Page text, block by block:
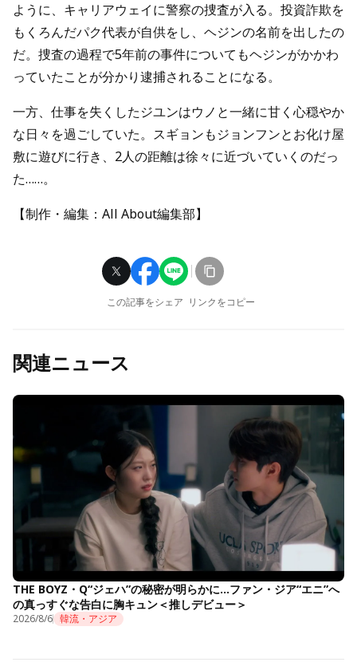
ように、キャリアウェイに警察の捜査が入る。投資詐欺を
もくろんだパク代表が自供をし、ヘジンの名前を出したの
だ。捜査の過程で5年前の事件についてもヘジンがかかわ
っていたことが分かり逮捕されることになる。
一方、仕事を失くしたジユンはウノと一緒に甘く心穏やか
な日々を過ごしていた。スギョンもジョンフンとお化け屋
敷に遊びに行き、2人の距離は徐々に近づいていくのだっ
た……。
【制作・編集：All About編集部】
この記事をシェア リンクをコピー
関連ニュース
THE BOYZ・Q“ジェハ”の秘密が明らかに…ファン・ジア“エニ”へ
の真っすぐな告白に胸キュン＜推しデビュー＞
2026/8/6 韓流・アジア